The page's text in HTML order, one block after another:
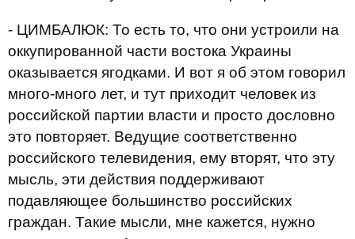
- ЦИМБАЛЮК: То есть то, что они устроили на
оккупированной части востока Украины
оказывается ягодками. И вот я об этом говорил
много-много лет, и тут приходит человек из
российской партии власти и просто дословно
это повторяет. Ведущие соответственно
российского телевидения, ему вторят, что эту
мысль, эти действия поддерживают
подавляющее большинство российских
граждан. Такие мысли, мне кажется, нужно